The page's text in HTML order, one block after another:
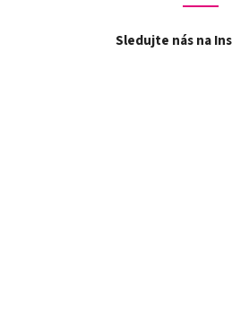
Sledujte nás na